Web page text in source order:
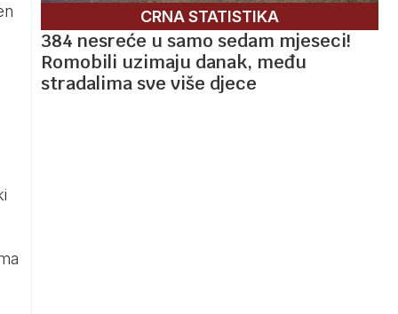
CRNA STATISTIKA
384 nesreće u samo sedam mjeseci!
Romobili uzimaju danak, među
stradalima sve više djece